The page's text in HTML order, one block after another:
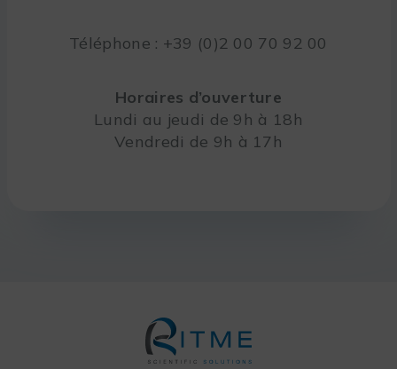
Téléphone : +39 (0)2 00 70 92 00
Horaires d’ouverture
Lundi au jeudi de 9h à 18h
Vendredi de 9h à 17h